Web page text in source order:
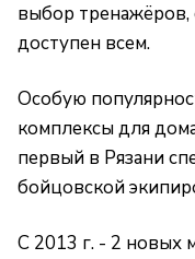
выбор тренажёров,
доступен всем.
Особую
комплексы для
первый в Рязани
бойцовской
С 2013 г. - 2 новых